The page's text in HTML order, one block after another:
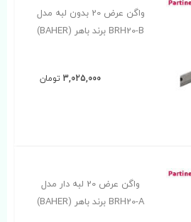
واگن عرض 20 بدون لبه مدل
BRH20-B برند باهر (BAHER)
3,025,000 تومان
واگن عرض 20 لبه دار مدل
BRH20-A برند باهر (BAHER)